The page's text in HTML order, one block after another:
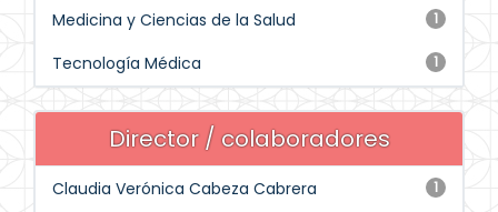
1
Medicina y Ciencias de la Salud
1
Tecnología Médica
Director / colaboradores
1
Claudia Verónica Cabeza Cabrera